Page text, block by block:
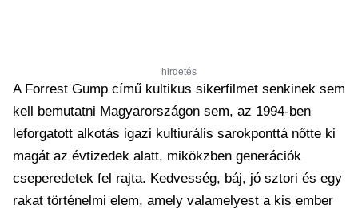
hirdetés
A Forrest Gump című kultikus sikerfilmet senkinek sem
kell bemutatni Magyarországon sem, az 1994-ben
leforgatott alkotás igazi kultiurális sarokponttá nőtte ki
magát az évtizedek alatt, mikökzben generációk
cseperedetek fel rajta. Kedvesség, báj, jó sztori és egy
rakat történelmi elem, amely valamelyest a kis ember